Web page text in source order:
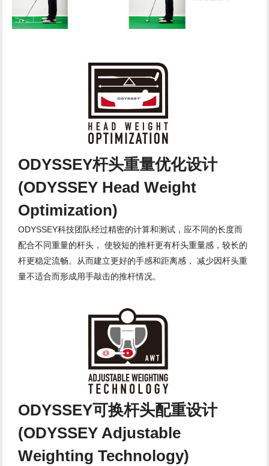
ODYSSEY杆头重量优化设计
(ODYSSEY Head Weight
Optimization)
ODYSSEY科技团队经过精密的计算和测试，应不同的长度而
配合不同重量的杆头， 使较短的推杆更有杆头重量感，较长的
杆更稳定流畅。从而建立更好的手感和距离感， 减少因杆头重
量不适合而形成用手敲击的推杆情况。
ODYSSEY可换杆头配重设计
(ODYSSEY Adjustable
Weighting Technology)